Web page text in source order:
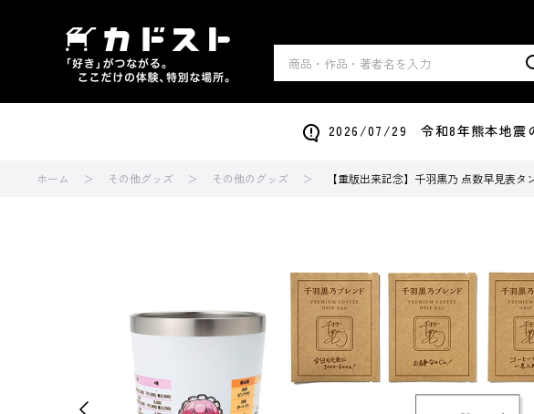
2026/07/29 令和8年熊本地震
ホーム その他グッズ その他のグッズ 【重版出来記念】千羽黒乃 点数早見表